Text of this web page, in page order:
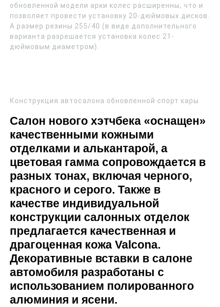
обновленной модели арки колес расширенны, что и
позволяет провести установку 20-дюймовых дисков.
А размер резины 255/40 (в виде дополнительного
варианта разрешается установка колес 21-
дюймовым диаметром).
Конструкция автосалона обновленной спорт кары
Салон нового хэтчбека «оснащен»
качественными кожными
отделками и алькантарой, а
цветовая гамма сопровождается в
разных тонах, включая черного,
красного и серого. Также в
качестве индивидуальной
конструкции салонных отделок
предлагается качественная и
драгоценная кожа Valcona.
Декоративные вставки в салоне
автомобиля разработаны с
использованием полированного
алюминия и ясени.